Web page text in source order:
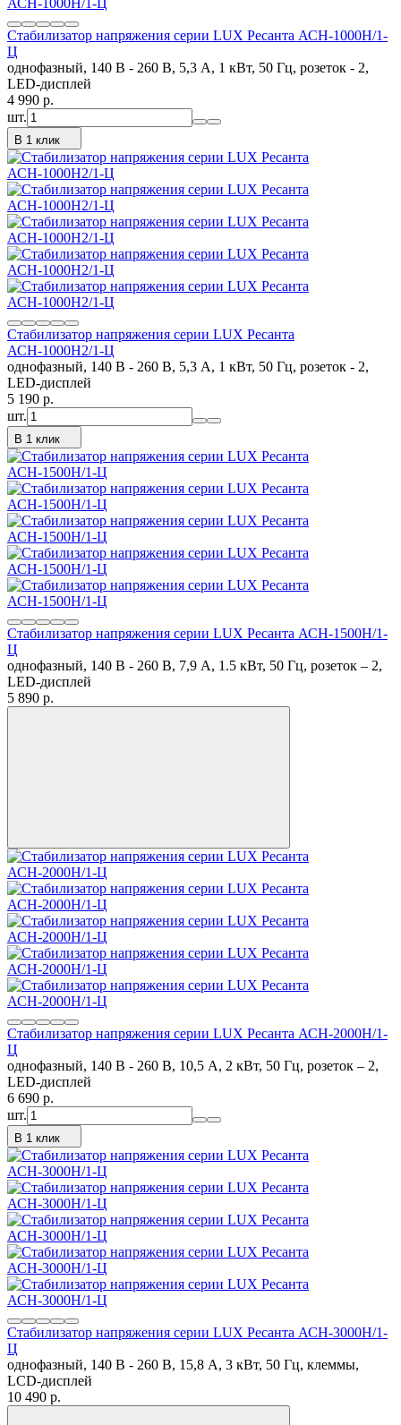
Стабилизатор напряжения серии LUX Ресанта АСН-1000Н/1-
Ц
однофазный, 140 В - 260 В, 5,3 А, 1 кВт, 50 Гц, розеток - 2,
LED-дисплей
4 990 p.
шт.
В 1 клик
Стабилизатор напряжения серии LUX Ресанта
АСН-1000Н2/1-Ц
однофазный, 140 В - 260 В, 5,3 А, 1 кВт, 50 Гц, розеток - 2,
LED-дисплей
5 190 p.
шт.
В 1 клик
Стабилизатор напряжения серии LUX Ресанта АСН-1500Н/1-
Ц
однофазный, 140 В - 260 В, 7,9 А, 1.5 кВт, 50 Гц, розеток – 2,
LED-дисплей
5 890 p.
Стабилизатор напряжения серии LUX Ресанта АСН-2000Н/1-
Ц
однофазный, 140 В - 260 В, 10,5 А, 2 кВт, 50 Гц, розеток – 2,
LED-дисплей
6 690 p.
шт.
В 1 клик
Стабилизатор напряжения серии LUX Ресанта АСН-3000Н/1-
Ц
однофазный, 140 В - 260 В, 15,8 А, 3 кВт, 50 Гц, клеммы,
LCD-дисплей
10 490 p.